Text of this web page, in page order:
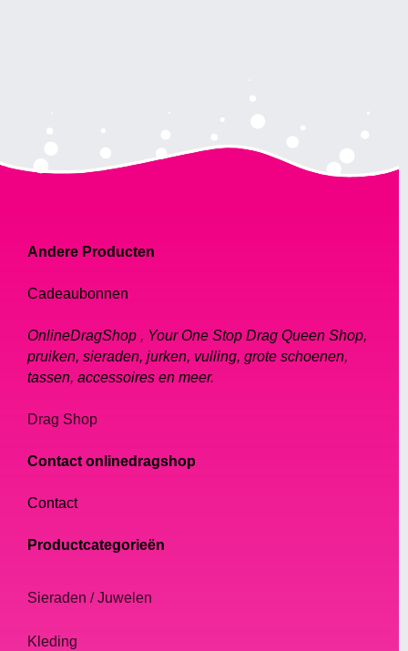
Andere Producten
Cadeaubonnen
OnlineDragShop , Your One Stop Drag Queen Shop,
pruiken, sieraden, jurken, vulling, grote schoenen,
tassen, accessoires en meer.
Drag Shop
Contact onlinedragshop
Contact
Productcategorieën
Sieraden / Juwelen
Kleding